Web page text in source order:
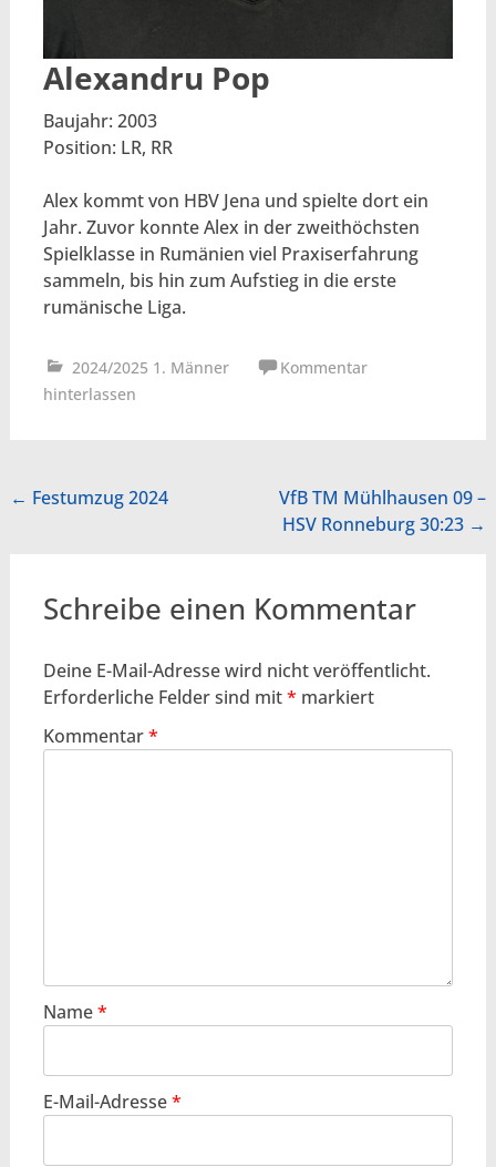
Alexandru Pop
Baujahr: 2003
Position: LR, RR
Alex kommt von HBV Jena und spielte dort ein
Jahr. Zuvor konnte Alex in der zweithöchsten
Spielklasse in Rumänien viel Praxiserfahrung
sammeln, bis hin zum Aufstieg in die erste
rumänische Liga.
2024/2025 1. Männer
Kommentar
hinterlassen
Beitragsnavigation
← Festumzug 2024
VfB TM Mühlhausen 09 –
HSV Ronneburg 30:23 →
Schreibe einen Kommentar
Deine E-Mail-Adresse wird nicht veröffentlicht.
Erforderliche Felder sind mit* markiert
Kommentar*
Name*
E-Mail-Adresse*